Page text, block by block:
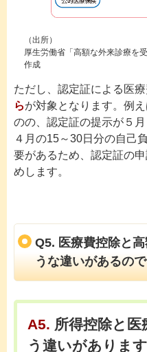
（出所）
厚生労働省「高額な外来診療を
作成
ただし、認定証による医
らが対象となります。例
のの、認定証の提示が５
４月の15～30日分の自己
要があるため、認定証の
めします。
Q5. 医療費控除と
うな違いがあるの
A5. 所得控除と
う違いがあります